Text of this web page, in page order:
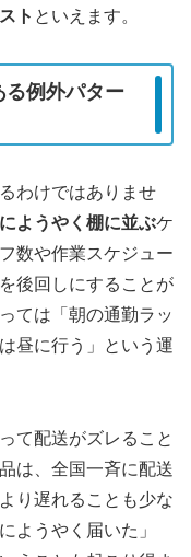
ト といえます。
る例外パター
わけではありませ
ようやく棚に並ぶケ
数や作業スケジュー
後回しにすることが
ては「朝の通勤ラッ
昼に行う」という運
て配送がズレること
は、全国一斉に配送
り遅れることも少な
ようやく届いた」